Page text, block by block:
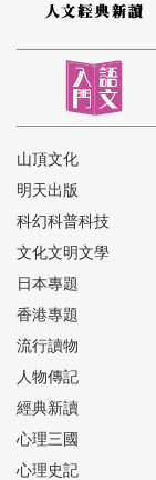
⑫
⑬
⑭
山頂文化
明天出版
科幻科普科技
文化文明文學
日本專題
香港專題
流行讀物
人物傳記
經典新讀
心理三國
心理史記